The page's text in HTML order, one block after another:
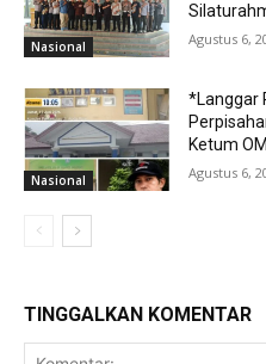
Nasional Agustus 6,
Nasional
*Langgar
Ketum
Agustus 6,
TINGGALKAN KOMENTAR